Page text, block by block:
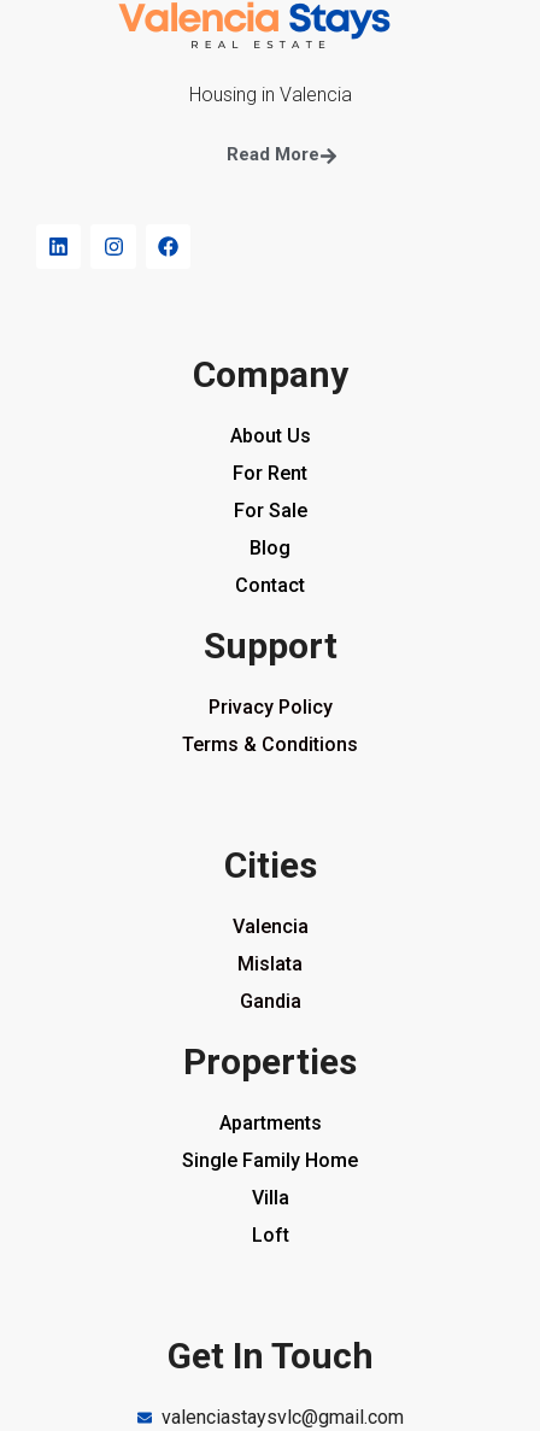
Housing in Valencia
Read More
Company
About Us
For Rent
For Sale
Blog
Contact
Support
Privacy Policy
Terms & Conditions
Cities
Valencia
Mislata
Gandia
Properties
Apartments
Single Family Home
Villa
Loft
Get In Touch
valenciastaysvlc@gmail.com